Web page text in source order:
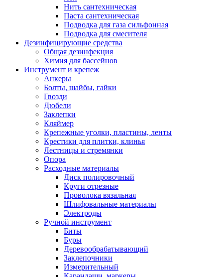
Нить сантехническая
Паста сантехническая
Подводка для газа сильфонная
Подводка для смесителя
Дезинфицирующие средства
Общая дезинфекция
Химия для бассейнов
Инструмент и крепеж
Анкеры
Болты, шайбы, гайки
Гвозди
Дюбели
Заклепки
Кляймер
Крепежные уголки, пластины, ленты
Крестики для плитки, клинья
Лестницы и стремянки
Опора
Расходные материалы
Диск полировочный
Круги отрезные
Проволока вязальная
Шлифовальные материалы
Электроды
Ручной инструмент
Биты
Буры
Деревообрабатывающий
Заклепочники
Измерительный